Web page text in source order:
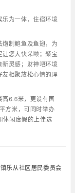
为一体，住宿环境
制鲍鱼及鱼翅，为
您大快朵颐；聚宝
灵感；财神吧环境
友相聚放松心情的理
高6.6米，更设有国
方米，可同时举办
休闲度假的上佳选
乐从社区居民委员会